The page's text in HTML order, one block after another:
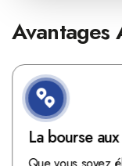
Avantages
La bourse
véritable